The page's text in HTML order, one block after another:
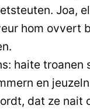
Joa,
hom ovvert
haite troanen
en
dat ze nait